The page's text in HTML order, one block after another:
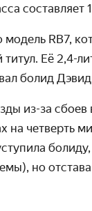
составляет
RB7,
Её 2,4-
болид Дэвид
из-за
четверть
но